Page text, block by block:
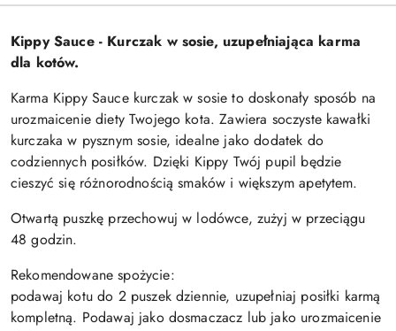
Kippy Sauce - Kurczak w sosie, uzupełniająca karma
dla kotów.
Karma Kippy Sauce kurczak w sosie to doskonały sposób na
urozmaicenie diety Twojego kota. Zawiera soczyste kawałki
kurczaka w pysznym sosie, idealne jako dodatek do
codziennych posiłków. Dzięki Kippy Twój pupil będzie
cieszyć się różnorodnością smaków i większym apetytem.
Otwartą puszkę przechowuj w lodówce, zużyj w przeciągu
48 godzin.
Rekomendowane spożycie:
podawaj kotu do 2 puszek dziennie, uzupełniaj posiłki karmą
kompletną. Podawaj jako dosmaczacz lub jako urozmaicenie